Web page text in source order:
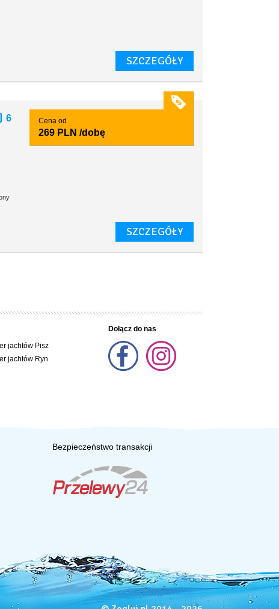
SZCZEGÓŁY
6 Cena od
269 PLN /dobę
SZCZEGÓŁY
jachtów Pisz
jachtów Ryn
Dołącz do nas
Bezpieczeństwo transakcji